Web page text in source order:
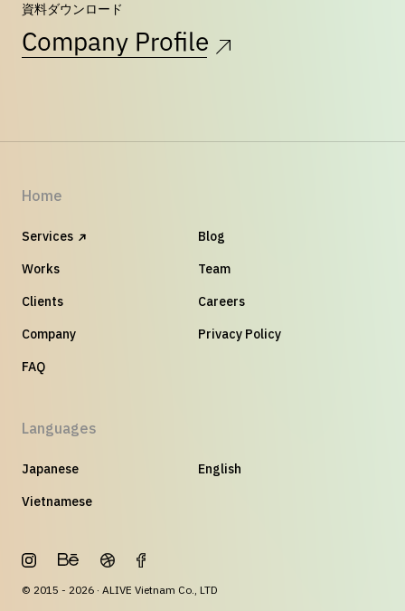
資料ダウンロード
Company Profile
© 2015 - 2026 · ALIVE Vietnam Co., LTD
Home
Services
Works
Clients
Company
FAQ
Blog
Team
Careers
Privacy Policy
Languages
Japanese
English
Vietnamese